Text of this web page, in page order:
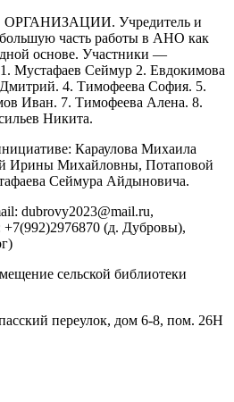
Учредитель и
часть работы в АНО как
основе. Участники —
Мустафаев Сеймур 2. Евдокимова
4. Тимофеева София. 5.
Иван. 7. Тимофеева Алена. 8.
Никита.
Караулова Михаила
Ирины Михайловны, Потаповой
Сеймура Айдыновича.
+7(992)2976870 (д. Дубровы),
сельской библиотеки
переулок, дом 6-8, пом. 26Н